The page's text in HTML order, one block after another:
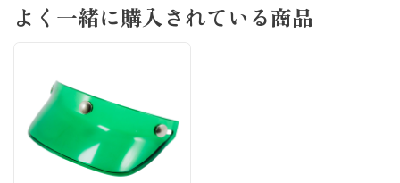
よく一緒に購入されている商品